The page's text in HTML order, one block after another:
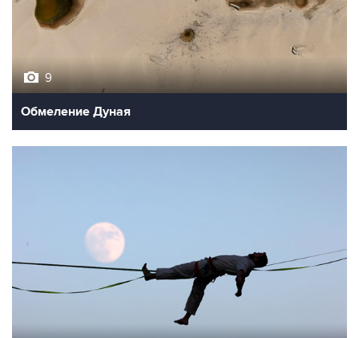
9
Обмеление Дуная